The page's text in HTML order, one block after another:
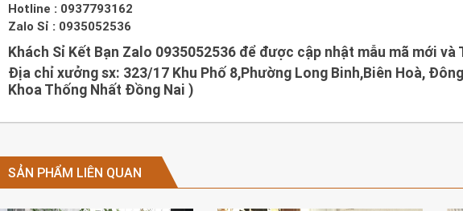
Hotline : 0937793162
Zalo Sỉ : 0935052536
Khách Sỉ Kết Bạn Zalo 0935052536 để được cập nhật mẫu mã mới và
Địa chỉ xưởng sx: 323/17 Khu Phố 8,Phường Long Binh,Biên Hoà,
Khoa Thống Nhất Đồng Nai )
SẢN PHẨM LIÊN QUAN